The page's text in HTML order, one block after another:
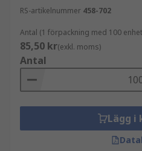
RS-artikelnummer 458-702
Antal (1 förpackning med 100
85,50 kr(exkl. moms)
Antal
Lägg i